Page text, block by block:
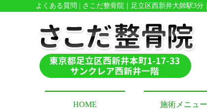
よくある質問 | さこだ整骨院｜足立区西新井大師駅3分
HOME 施術メニュー